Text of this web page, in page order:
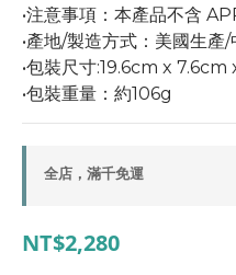
•注意事項：本產品不含
•產地/製造方式：美國生產/
•包裝重量：約106g
全店，滿千免運
NT$2,280